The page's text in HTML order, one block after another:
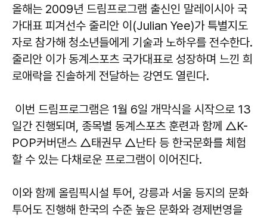
올해는 2009년 드림프로그램 출신인 말레이시아 국
가대표 피겨선수 줄리안 이(Julian Yee)가 특별지도
자로 참가해 청소년들에게 기술과 노하우를 전수한다.
줄리안 이가 동계스포츠 국가대표로 성장하며 느낀 희
로애락을 진솔하게 전달하는 강연도 열린다.
이번 드림프로그램은 1월 6일 개막식을 시작으로 13
일간 진행되며, 종목별 동계스포츠 훈련과 함께 △K-
POP커버댄스 △태권무 △난타 등 한국문화를 체험
할 수 있는 다채로운 프로그램이 이어진다.
이와 함께 올림픽시설 투어, 강릉과 서울 등지의 문화
투어도 진행해 한국의 수준 높은 문화와 경제번영을